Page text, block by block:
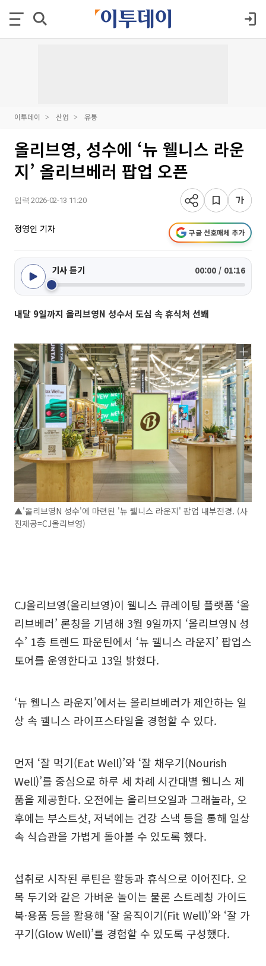
이투데이 산업 유통
올리브영, 성수에 ‘뉴 웰니스 라운
지’ 올리브베러 팝업 오픈
입력 2026-02-13 11:20
정영인 기자 구글 선호매체 추가
기사 듣기 00:00 / 01:16
내달 9일까지 올리브영N 성수서 도심 속 휴식처 선봬
▲'올리브영N 성수'에 마련된 '뉴 웰니스 라운지' 팝업 내부전경. (사
진제공=CJ올리브영)
CJ올리브영(올리브영)이 웰니스 큐레이팅 플랫폼 ‘올
리브베러’ 론칭을 기념해 3월 9일까지 ‘올리브영N 성
수’ 1층 트렌드 파운틴에서 ‘뉴 웰니스 라운지’ 팝업스
토어를 운영한다고 13일 밝혔다.
‘뉴 웰니스 라운지’에서는 올리브베러가 제안하는 일
상 속 웰니스 라이프스타일을 경험할 수 있다.
먼저 ‘잘 먹기(Eat Well)’와 ‘잘 채우기(Nourish
Well)’를 중심으로 하루 세 차례 시간대별 웰니스 제
품을 제공한다. 오전에는 올리브오일과 그래놀라, 오
후에는 부스트샷, 저녁에는 건강 스낵 등을 통해 일상
속 식습관을 가볍게 돌아볼 수 있도록 했다.
섭취로 시작된 루틴은 활동과 휴식으로 이어진다. 오
목 두기와 같은 가벼운 놀이는 물론 스트레칭 가이드
북·용품 등을 활용해 ‘잘 움직이기(Fit Well)’와 ‘잘 가
꾸기(Glow Well)’를 경험할 수 있도록 구성했다.